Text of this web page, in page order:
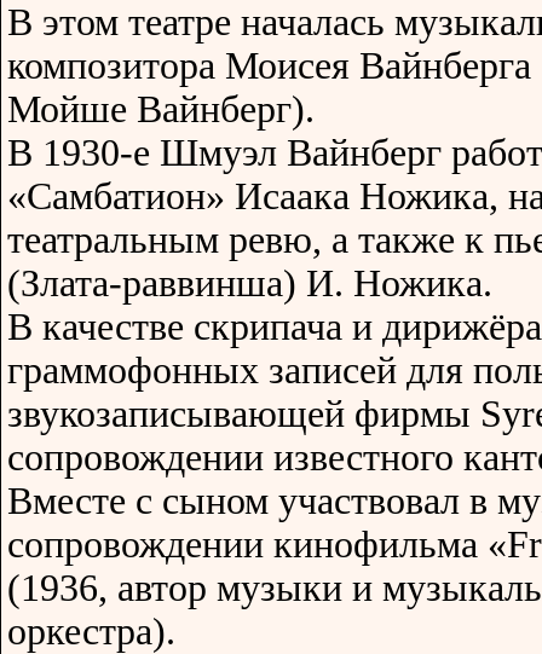
В этом театре началась
композитора Моисея Вайнберга
Мойше Вайнберг).
В 1930-е Шмуэл Вайнберг
«Самбатион» Исаака Ножика,
театральным ревю, а также к
(Злата-раввинша) И. Ножика.
В качестве скрипача и
граммофонных записей для
звукозаписывающей фирмы
сопровождении известного
Вместе с сыном участвовал в
сопровождении кинофильма
(1936, автор музыки и
оркестра).